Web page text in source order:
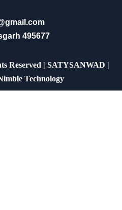
495677
Reserved | SATYSANWAD |
Technology